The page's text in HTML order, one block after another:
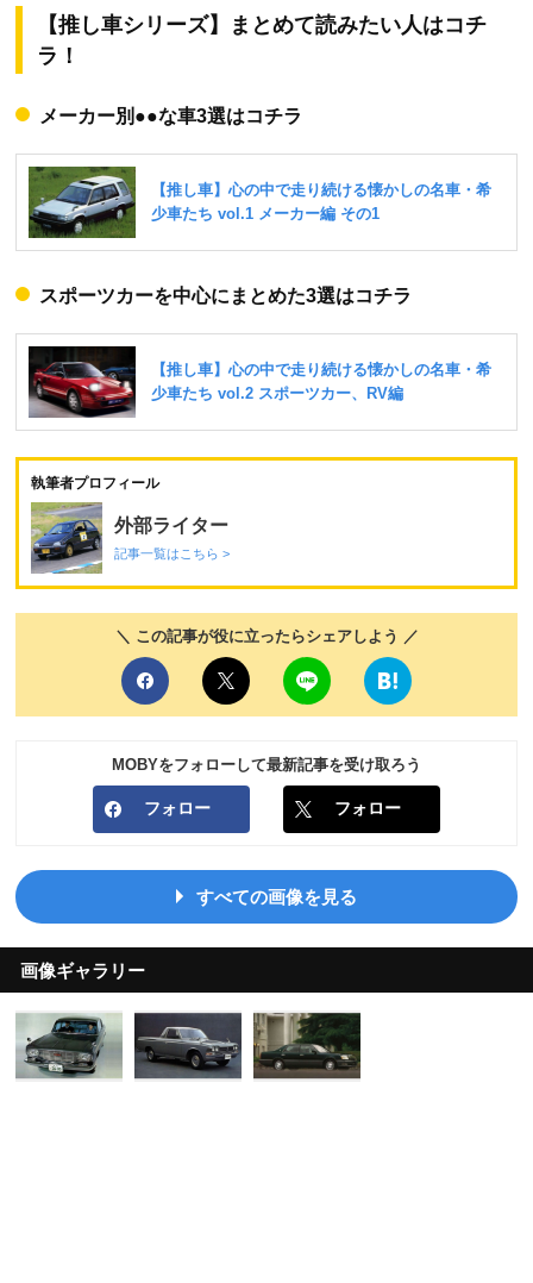
【推し車シリーズ】まとめて読みたい人はコチ
ラ！
メーカー別●●な車3選はコチラ
スポーツカーを中心にまとめた3選はコチラ
執筆者プロフィール
外部ライター
記事一覧はこちら >
＼ この記事が役に立ったらシェアしよう ／
MOBYをフォローして最新記事を受け取ろう
フォロー フォロー
すべての画像を見る
画像ギャラリー